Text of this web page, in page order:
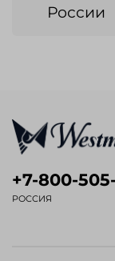
России
+7-800-
РОССИЯ